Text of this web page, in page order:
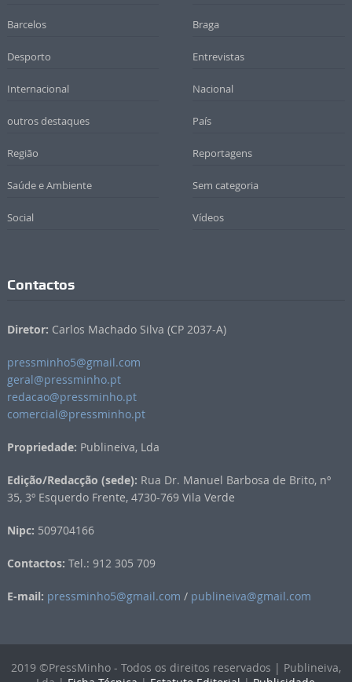
Barcelos Braga
Desporto Entrevistas
Internacional Nacional
outros destaques País
Região Reportagens
Saúde e Ambiente Sem categoria
Social Vídeos
Contactos
Diretor: Carlos Machado Silva (CP 2037-A)
pressminho5@gmail.com
geral@pressminho.pt
redacao@pressminho.pt
comercial@pressminho.pt
Propriedade: Publineiva, Lda
Edição/Redacção (sede): Rua Dr. Manuel Barbosa de Brito, nº
35, 3º Esquerdo Frente, 4730-769 Vila Verde
Nipc: 509704166
Contactos: Tel.: 912 305 709
E-mail: pressminho5@gmail.com / publineiva@gmail.com
2019 ©PressMinho - Todos os direitos reservados | Publineiva,